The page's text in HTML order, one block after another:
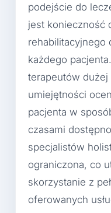
podejście do
jest konieczność
rehabilitacyjnego
każdego
terapeutów dużej
umiejętności
pacjenta w
czasami
specjalistów
ograniczona, co
skorzystanie z
oferowanych